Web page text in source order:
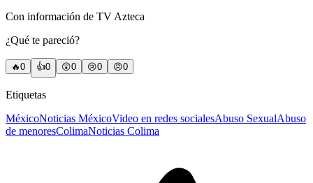
Con información de TV Azteca
¿Qué te pareció?
🔥0 👍0 😲0 😢0 😠0
Etiquetas
MéxicoNoticias MéxicoVideo en redes socialesAbuso SexualAbuso
de menoresColimaNoticias Colima